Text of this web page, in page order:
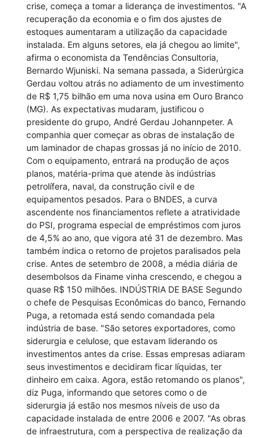
crise, começa a tomar a liderança de investimentos. "A
recuperação da economia e o fim dos ajustes de
estoques aumentaram a utilização da capacidade
instalada. Em alguns setores, ela já chegou ao limite",
afirma o economista da Tendências Consultoria,
Bernardo Wjuniski. Na semana passada, a Siderúrgica
Gerdau voltou atrás no adiamento de um investimento
de R$ 1,75 bilhão em uma nova usina em Ouro Branco
(MG). As expectativas mudaram, justificou o
presidente do grupo, André Gerdau Johannpeter. A
companhia quer começar as obras de instalação de
um laminador de chapas grossas já no início de 2010.
Com o equipamento, entrará na produção de aços
planos, matéria-prima que atende às indústrias
petrolífera, naval, da construção civil e de
equipamentos pesados. Para o BNDES, a curva
ascendente nos financiamentos reflete a atratividade
do PSI, programa especial de empréstimos com juros
de 4,5% ao ano, que vigora até 31 de dezembro. Mas
também indica o retorno de projetos paralisados pela
crise. Antes de setembro de 2008, a média diária de
desembolsos da Finame vinha crescendo, e chegou a
quase R$ 150 milhões. INDÚSTRIA DE BASE Segundo
o chefe de Pesquisas Econômicas do banco, Fernando
Puga, a retomada está sendo comandada pela
indústria de base. "São setores exportadores, como
siderurgia e celulose, que estavam liderando os
investimentos antes da crise. Essas empresas adiaram
seus investimentos e decidiram ficar líquidas, ter
dinheiro em caixa. Agora, estão retomando os planos",
diz Puga, informando que setores como o de
siderurgia já estão nos mesmos níveis de uso da
capacidade instalada de entre 2006 e 2007. "As obras
de infraestrutura, com a perspectiva de realização da